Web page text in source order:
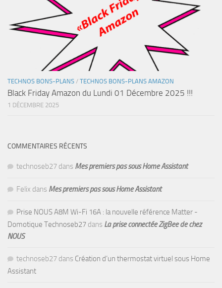
TECHNOS BONS-PLANS / TECHNOS BONS-PLANS AMAZON
Black Friday Amazon du Lundi 01 Décembre 2025 !!!
1 DÉCEMBRE 2025
COMMENTAIRES RÉCENTS
technoseb27 dans Mes premiers pas sous Home Assistant
Felix dans Mes premiers pas sous Home Assistant
Prise NOUS A8M Wi-Fi 16A : la nouvelle référence Matter -
Domotique Technoseb27 dans La prise connectée ZigBee de chez
NOUS
technoseb27 dans Création d’un thermostat virtuel sous Home
Assistant